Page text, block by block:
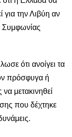
για την Λιβύη αν
Συμφωνίας
ότι ανοίγει τα
πρόσφυγα ή
μετακινηθεί
που δέχτηκε